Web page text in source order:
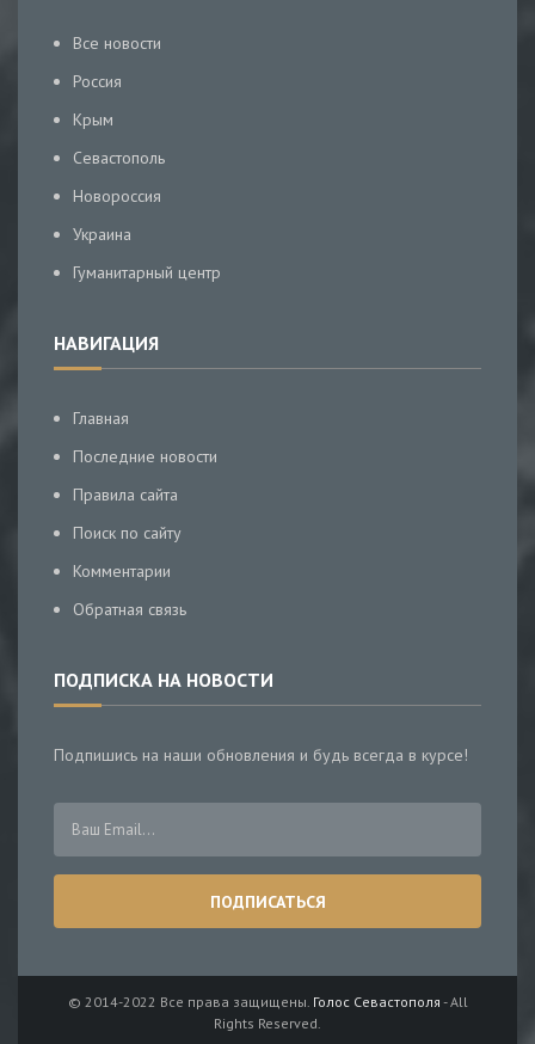
Все новости
Россия
Крым
Севастополь
Новороссия
Украина
Гуманитарный центр
НАВИГАЦИЯ
Главная
Последние новости
Правила сайта
Поиск по сайту
Комментарии
Обратная связь
ПОДПИСКА НА НОВОСТИ
Подпишись на наши обновления и будь всегда в курсе!
© 2014-2022 Все права защищены. Голос Севастополя - All
Rights Reserved.